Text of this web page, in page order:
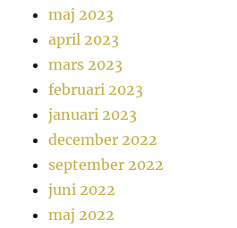
maj 2023
april 2023
mars 2023
februari 2023
januari 2023
december 2022
september 2022
juni 2022
maj 2022